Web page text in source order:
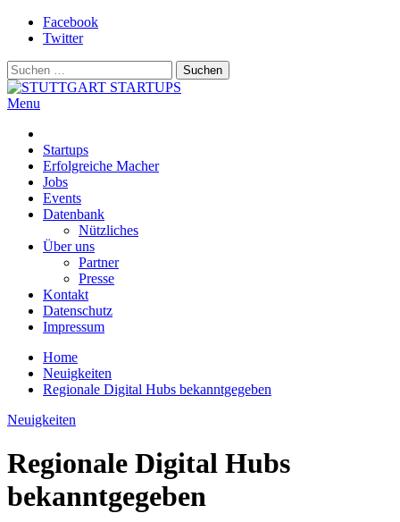
Skip
Facebook
Twitter
Suchen
nach:
Württemberg
Menu
Startups
Erfolgreiche Macher
Jobs
Events
Datenbank
Nützliches
Über uns
Partner
Presse
Kontakt
Datenschutz
Impressum
Home
Neuigkeiten
Regionale Digital Hubs bekanntgegeben
Neuigkeiten
Regionale Digital Hubs
bekanntgegeben